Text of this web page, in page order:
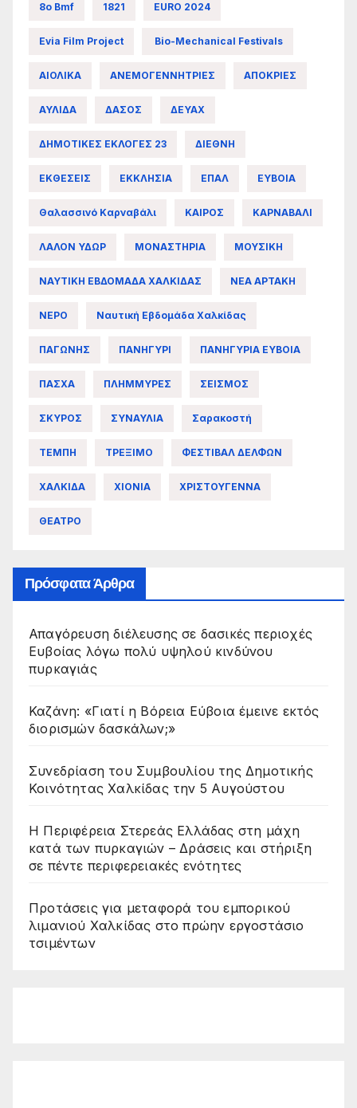
8ο Bmf 1821 EURO 2024
Evia Film Project Bio-Mechanical Festivals
ΑΙΟΛΙΚΑ ΑΝΕΜΟΓΕΝΝΗΤΡΙΕΣ ΑΠΟΚΡΙΕΣ
ΑΥΛΙΔΑ ΔΑΣΟΣ ΔΕΥΑΧ
ΔΗΜΟΤΙΚΕΣ ΕΚΛΟΓΕΣ 23 ΔΙΕΘΝΗ
ΕΚΘΕΣΕΙΣ ΕΚΚΛΗΣΙΑ ΕΠΑΛ ΕΥΒΟΙΑ
Θαλασσινό Καρναβάλι ΚΑΙΡΟΣ ΚΑΡΝΑΒΑΛΙ
ΛΑΛΟΝ ΥΔΩΡ ΜΟΝΑΣΤΗΡΙΑ ΜΟΥΣΙΚΗ
ΝΑΥΤΙΚΗ ΕΒΔΟΜΑΔΑ ΧΑΛΚΙΔΑΣ ΝΕΑ ΑΡΤΑΚΗ
ΝΕΡΟ Ναυτική Εβδομάδα Χαλκίδας
ΠΑΓΩΝΗΣ ΠΑΝΗΓΥΡΙ ΠΑΝΗΓΥΡΙΑ ΕΥΒΟΙΑ
ΠΑΣΧΑ ΠΛΗΜΜΥΡΕΣ ΣΕΙΣΜΟΣ
ΣΚΥΡΟΣ ΣΥΝΑΥΛΙΑ Σαρακοστή
ΤΕΜΠΗ ΤΡΕΞΙΜΟ ΦΕΣΤΙΒΑΛ ΔΕΛΦΩΝ
ΧΑΛΚΙΔΑ ΧΙΟΝΙΑ ΧΡΙΣΤΟΥΓΕΝΝΑ
ΘΕΑΤΡΟ
Πρόσφατα Άρθρα
Απαγόρευση διέλευσης σε δασικές περιοχές
Ευβοίας λόγω πολύ υψηλού κινδύνου
πυρκαγιάς
Καζάνη: «Γιατί η Βόρεια Εύβοια έμεινε εκτός
διορισμών δασκάλων;»
Συνεδρίαση του Συμβουλίου της Δημοτικής
Κοινότητας Χαλκίδας την 5 Αυγούστου
Η Περιφέρεια Στερεάς Ελλάδας στη μάχη
κατά των πυρκαγιών – Δράσεις και στήριξη
σε πέντε περιφερειακές ενότητες
Προτάσεις για μεταφορά του εμπορικού
λιμανιού Χαλκίδας στο πρώην εργοστάσιο
τσιμέντων